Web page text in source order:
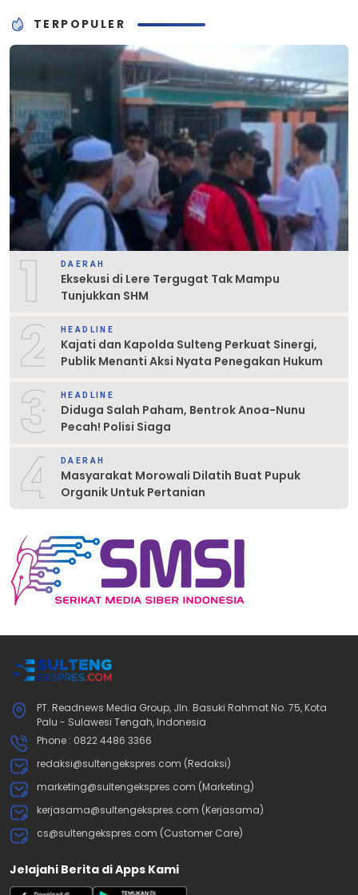
TERPOPULER
1 DAERAH
Eksekusi di Lere Tergugat Tak Mampu
Tunjukkan SHM
2 HEADLINE
Kajati dan Kapolda Sulteng Perkuat Sinergi,
Publik Menanti Aksi Nyata Penegakan Hukum
3 HEADLINE
Diduga Salah Paham, Bentrok Anoa-Nunu
Pecah! Polisi Siaga
4 DAERAH
Masyarakat Morowali Dilatih Buat Pupuk
Organik Untuk Pertanian
PT. Readnews Media Group, Jln. Basuki Rahmat No. 75, Kota
Palu - Sulawesi Tengah, Indonesia
Phone : 0822 4486 3366
redaksi@sultengekspres.com (Redaksi)
marketing@sultengekspres.com (Marketing)
kerjasama@sultengekspres.com (Kerjasama)
cs@sultengekspres.com (Customer Care)
Jelajahi Berita di Apps Kami